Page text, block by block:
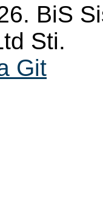
BiS
Sti.
Git